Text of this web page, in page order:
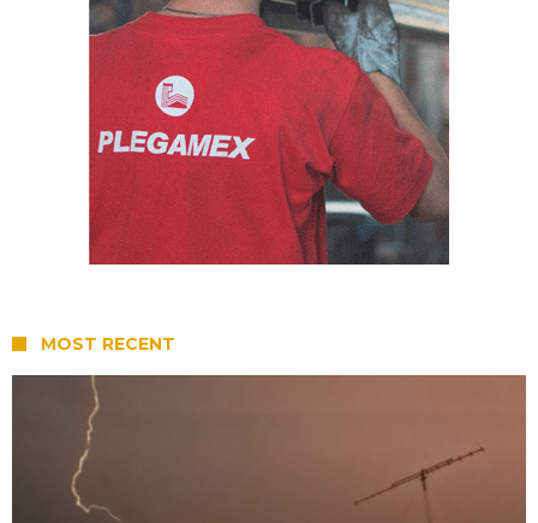
MOST RECENT